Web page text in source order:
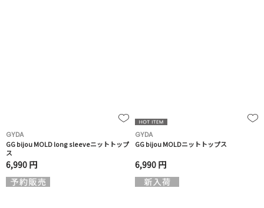
GYDA
GG bijou MOLD long sleeveニットトップ
ス
6,990 円
GYDA
GG bijou MOLDニットトップス
6,990 円